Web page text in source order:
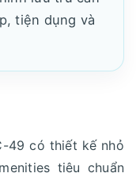
tiện dụng và
49 có thiết kế nhỏ
tiêu chuẩn